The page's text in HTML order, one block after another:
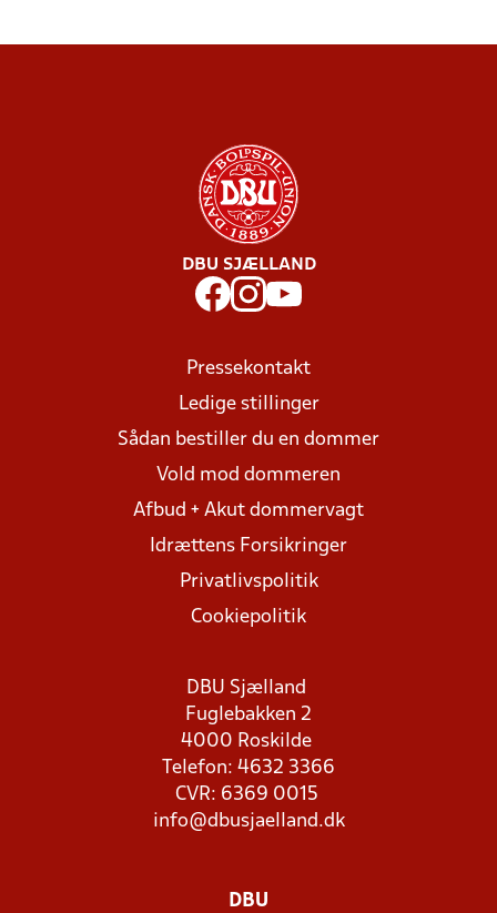
DBU SJÆLLAND
Pressekontakt
Ledige stillinger
Sådan bestiller du en dommer
Vold mod dommeren
Afbud + Akut dommervagt
Idrættens Forsikringer
Privatlivspolitik
Cookiepolitik
DBU Sjælland
Fuglebakken 2
4000 Roskilde
Telefon: 4632 3366
CVR: 6369 0015
info@dbusjaelland.dk
DBU